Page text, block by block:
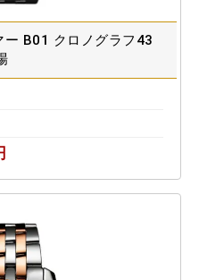
ー B01 クロノグラフ43